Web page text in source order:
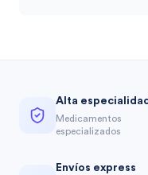
Alta especialidad
Medicamentos
especializados
Envíos express